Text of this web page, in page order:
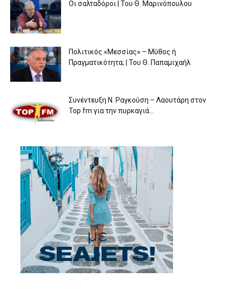
Οι σαλταδόροι | Του Θ. Μαρινόπουλου
Πολιτικός «Μεσσίας» – Μύθος ή
Πραγματικότητα; | Του Θ. Παπαμιχαήλ
Συνέντευξη Ν. Ραγκούση – Λαουτάρη στον
Top fm για την πυρκαγιά...